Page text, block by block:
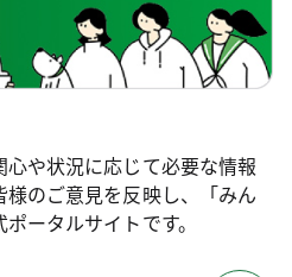
や状況に応じて必要な情報
のご意見を反映し、「みん
ータルサイトです。